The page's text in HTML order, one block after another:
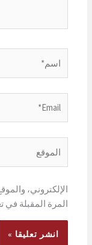
الإلكتروني،
المرة المقبلة في